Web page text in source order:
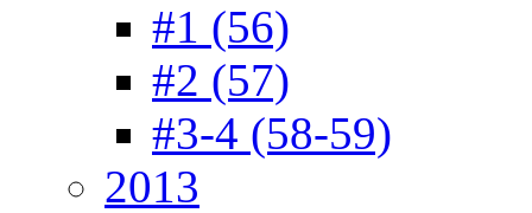
#1 (56)
#2 (57)
#3-4 (58-59)
2013